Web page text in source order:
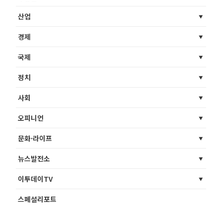
산업
경제
국제
정치
사회
오피니언
문화·라이프
뉴스발전소
이투데이TV
스페셜리포트